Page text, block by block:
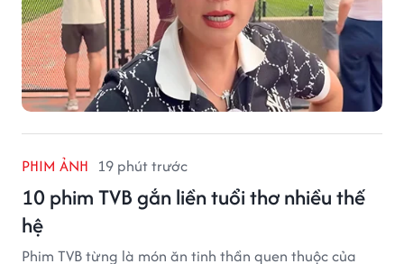
PHIM ẢNH 19 phút trước
10 phim TVB gắn liền tuổi thơ nhiều thế
hệ
Phim TVB từng là món ăn tinh thần quen thuộc của